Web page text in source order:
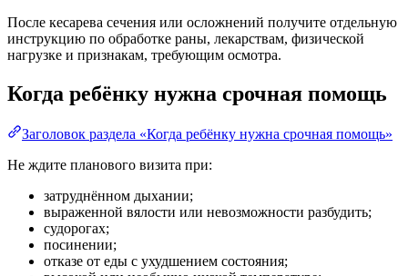
После кесарева сечения или осложнений получите отдельную
инструкцию по обработке раны, лекарствам, физической
нагрузке и признакам, требующим осмотра.
Когда ребёнку нужна срочная помощь
Заголовок раздела «Когда ребёнку нужна срочная помощь»
Не ждите планового визита при:
затруднённом дыхании;
выраженной вялости или невозможности разбудить;
судорогах;
посинении;
отказе от еды с ухудшением состояния;